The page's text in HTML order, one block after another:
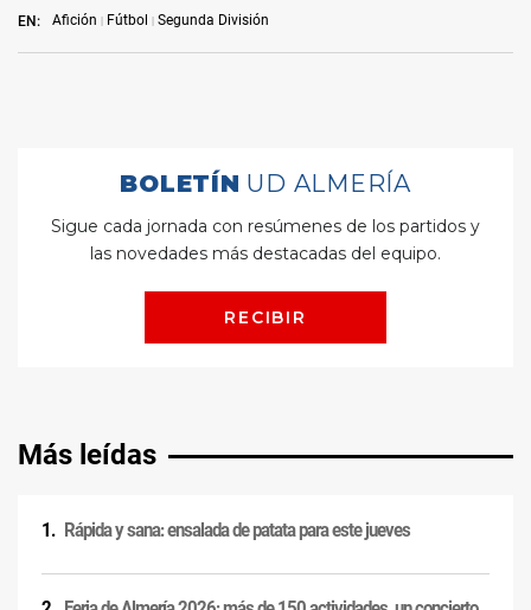
EN: Afición Fútbol Segunda División
Más leídas
Rápida y sana: ensalada de patata para este jueves